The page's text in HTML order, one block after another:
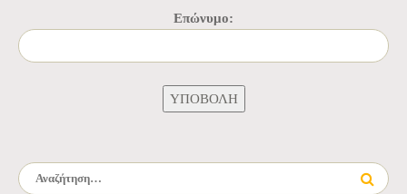
Επώνυμο:
Αναζήτηση για: